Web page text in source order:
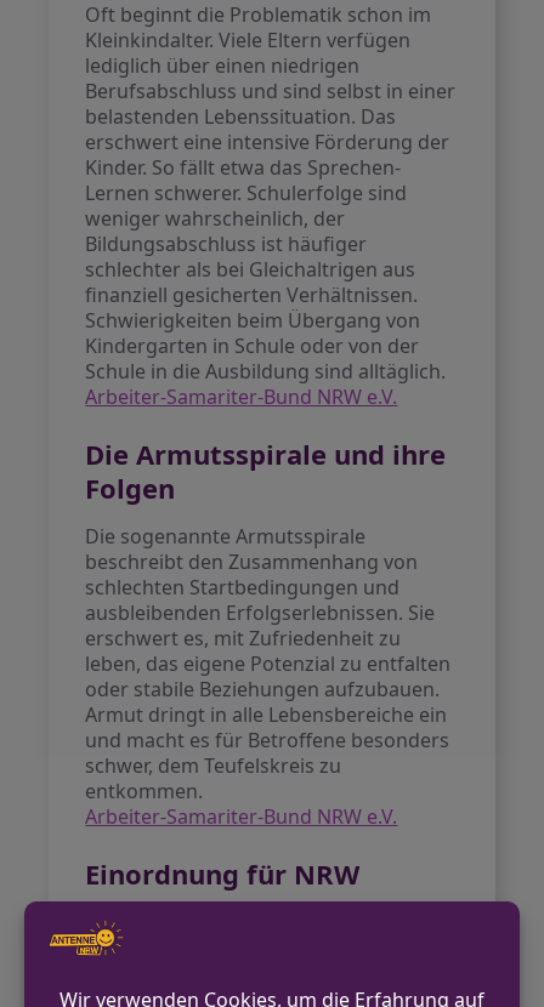
Oft beginnt die Problematik schon im
Kleinkindalter. Viele Eltern verfügen
lediglich über einen niedrigen
Berufsabschluss und sind selbst in einer
belastenden Lebenssituation. Das
erschwert eine intensive Förderung der
Kinder. So fällt etwa das Sprechen-
Lernen schwerer. Schulerfolge sind
weniger wahrscheinlich, der
Bildungsabschluss ist häufiger
schlechter als bei Gleichaltrigen aus
finanziell gesicherten Verhältnissen.
Schwierigkeiten beim Übergang von
Kindergarten in Schule oder von der
Schule in die Ausbildung sind alltäglich.
Arbeiter-Samariter-Bund NRW e.V.
Die Armutsspirale und ihre
Folgen
Die sogenannte Armutsspirale
beschreibt den Zusammenhang von
schlechten Startbedingungen und
ausbleibenden Erfolgserlebnissen. Sie
erschwert es, mit Zufriedenheit zu
leben, das eigene Potenzial zu entfalten
oder stabile Beziehungen aufzubauen.
Armut dringt in alle Lebensbereiche ein
und macht es für Betroffene besonders
schwer, dem Teufelskreis zu
entkommen.
Arbeiter-Samariter-Bund NRW e.V.
Einordnung für NRW
Kinderarmut in Nordrhein-Westfalen ist
keine Randerscheinung. Sie betrifft jede
gesellschaftlicher Ungleichheit. Wie der